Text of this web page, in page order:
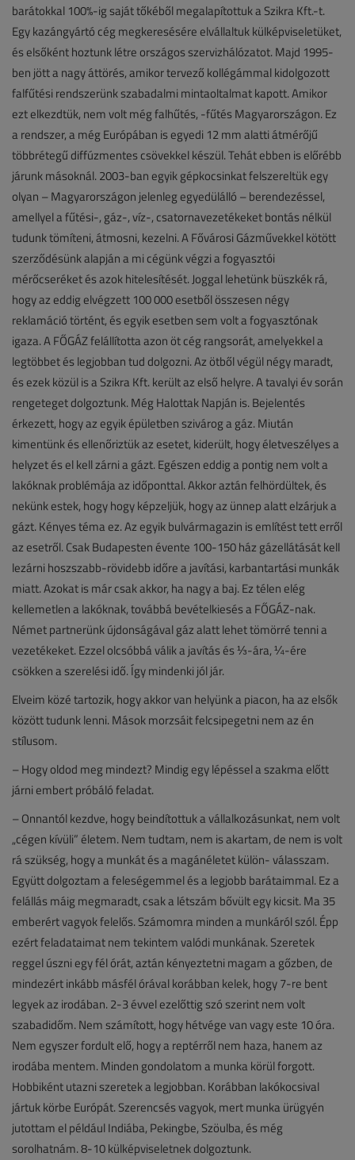
barátokkal 100%-ig saját tőkéből megalapítottuk a Szikra Kft.-t.
Egy kazángyártó cég megkeresésére elvállaltuk külképviseletüket,
és elsőként hoztunk létre országos szervizhálózatot. Majd 1995-
ben jött a nagy áttörés, amikor tervező kollégámmal kidolgozott
falfűtési rendszerünk szabadalmi mintaoltalmat kapott. Amikor
ezt elkezdtük, nem volt még falhűtés, -fűtés Magyarországon. Ez
a rendszer, a még Európában is egyedi 12 mm alatti átmérőjű
többrétegű diffúzmentes csövekkel készül. Tehát ebben is előrébb
járunk másoknál. 2003-ban egyik gépkocsinkat felszereltük egy
olyan – Magyarországon jelenleg egyedülálló – berendezéssel,
amellyel a fűtési-, gáz-, víz-, csatornavezetékeket bontás nélkül
tudunk tömíteni, átmosni, kezelni. A Fővárosi Gázművekkel kötött
szerződésünk alapján a mi cégünk végzi a fogyasztói
mérőcseréket és azok hitelesítését. Joggal lehetünk büszkék rá,
hogy az eddig elvégzett 100 000 esetből összesen négy
reklamáció történt, és egyik esetben sem volt a fogyasztónak
igaza. A FŐGÁZ felállította azon öt cég rangsorát, amelyekkel a
legtöbbet és legjobban tud dolgozni. Az ötből végül négy maradt,
és ezek közül is a Szikra Kft. került az első helyre. A tavalyi év során
rengeteget dolgoztunk. Még Halottak Napján is. Bejelentés
érkezett, hogy az egyik épületben szivárog a gáz. Miután
kimentünk és ellenőriztük az esetet, kiderült, hogy életveszélyes a
helyzet és el kell zárni a gázt. Egészen eddig a pontig nem volt a
lakóknak problémája az időponttal. Akkor aztán felhördültek, és
nekünk estek, hogy hogy képzeljük, hogy az ünnep alatt elzárjuk a
gázt. Kényes téma ez. Az egyik bulvármagazin is említést tett erről
az esetről. Csak Budapesten évente 100-150 ház gázellátását kell
lezárni hoszszabb-rövidebb időre a javítási, karbantartási munkák
miatt. Azokat is már csak akkor, ha nagy a baj. Ez télen elég
kellemetlen a lakóknak, továbbá bevételkiesés a FŐGÁZ-nak.
Német partnerünk újdonságával gáz alatt lehet tömörré tenni a
vezetékeket. Ezzel olcsóbbá válik a javítás és ⅓-ára, ¼-ére
csökken a szerelési idő. Így mindenki jól jár.
Elveim közé tartozik, hogy akkor van helyünk a piacon, ha az elsők
között tudunk lenni. Mások morzsáit felcsipegetni nem az én
stílusom.
– Hogy oldod meg mindezt? Mindig egy lépéssel a szakma előtt
járni embert próbáló feladat.
– Onnantól kezdve, hogy beindítottuk a vállalkozásunkat, nem volt
„cégen kívüli” életem. Nem tudtam, nem is akartam, de nem is volt
rá szükség, hogy a munkát és a magánéletet külön- válasszam.
Együtt dolgoztam a feleségemmel és a legjobb barátaimmal. Ez a
felállás máig megmaradt, csak a létszám bővült egy kicsit. Ma 35
emberért vagyok felelős. Számomra minden a munkáról szól. Épp
ezért feladataimat nem tekintem valódi munkának. Szeretek
reggel úszni egy fél órát, aztán kényeztetni magam a gőzben, de
mindezért inkább másfél órával korábban kelek, hogy 7-re bent
legyek az irodában. 2-3 évvel ezelőttig szó szerint nem volt
szabadidőm. Nem számított, hogy hétvége van vagy este 10 óra.
Nem egyszer fordult elő, hogy a reptérről nem haza, hanem az
irodába mentem. Minden gondolatom a munka körül forgott.
Hobbiként utazni szeretek a legjobban. Korábban lakókocsival
jártuk körbe Európát. Szerencsés vagyok, mert munka ürügyén
jutottam el például Indiába, Pekingbe, Szöulba, és még
sorolhatnám. 8-10 külképviseletnek dolgoztunk.